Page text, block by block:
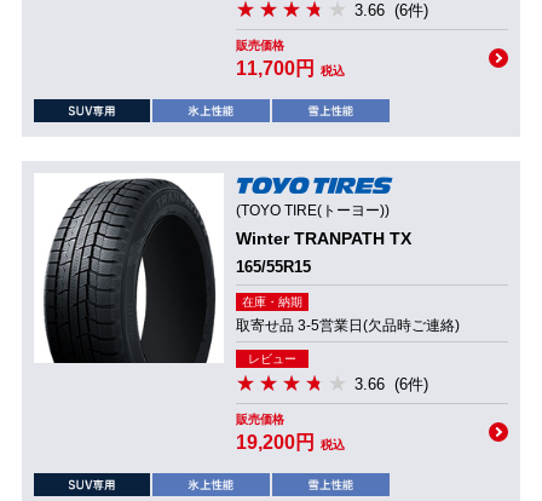
3.66 (6件)
販売価格
11,700円 税込
(TOYO TIRE(トーヨー))
Winter TRANPATH TX
165/55R15
在庫・納期
取寄せ品 3-5営業日(欠品時ご連絡)
レビュー
3.66 (6件)
販売価格
19,200円 税込